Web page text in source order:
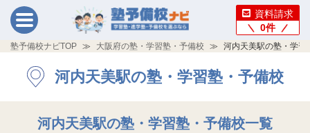
資料請求
0件
塾予備校ナビTOP 大阪府の塾・学習塾・予備校 河内天美駅の塾・学習
河内天美駅の塾・学習塾・予備校
河内天美駅の塾・学習塾・予備校一覧